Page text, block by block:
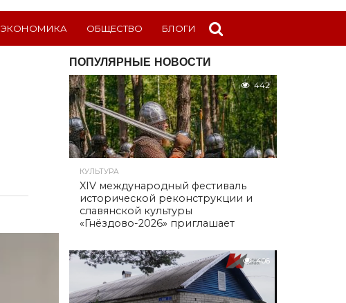
ЭКОНОМИКА ОБЩЕСТВО БЛОГИ
ПОПУЛЯРНЫЕ НОВОСТИ
442
КУЛЬТУРА
XIV международный фестиваль
исторической реконструкции и
славянской культуры
«Гнёздово-2026» приглашает
406